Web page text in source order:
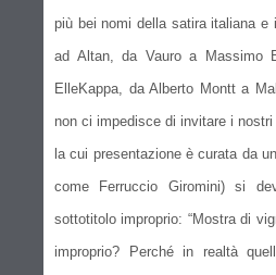
più bei nomi della satira italiana e
ad Altan, da Vauro a Massimo
ElleKappa, da Alberto Montt a
non ci impedisce di invitare i
la cui presentazione è curata da
come Ferruccio Giromini) si
sottotitolo improprio: “Mostra di
improprio? Perché in realtà